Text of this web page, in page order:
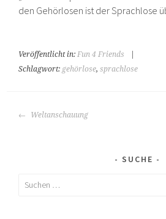
den Gehörlosen ist der Sprachlose
Veröffentlicht in:Fun 4 Friends
Schlagwort: gehörlose,sprachlose
BEITRAGS-
Weltanschauung
SUCHE
Suchen